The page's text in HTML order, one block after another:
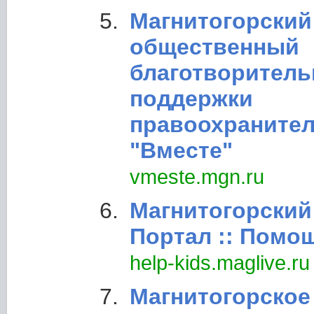
общественный
поддержки
"Вместе"
vmeste.mgn.ru
Портал ::
help-kids.maglive.ru